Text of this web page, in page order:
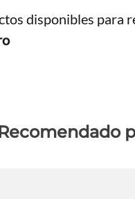
disponibles para